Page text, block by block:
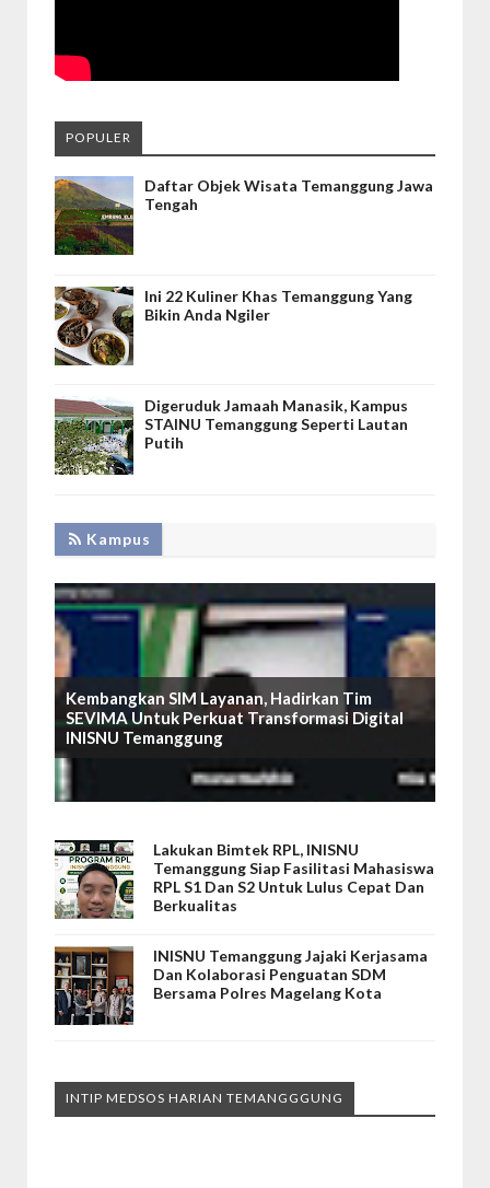
POPULER
Daftar Objek Wisata Temanggung Jawa
Tengah
Ini 22 Kuliner Khas Temanggung Yang
Bikin Anda Ngiler
Digeruduk Jamaah Manasik, Kampus
STAINU Temanggung Seperti Lautan
Putih
Kampus
Kembangkan SIM Layanan, Hadirkan Tim
SEVIMA Untuk Perkuat Transformasi Digital
INISNU Temanggung
Lakukan Bimtek RPL, INISNU
Temanggung Siap Fasilitasi Mahasiswa
RPL S1 Dan S2 Untuk Lulus Cepat Dan
Berkualitas
INISNU Temanggung Jajaki Kerjasama
Dan Kolaborasi Penguatan SDM
Bersama Polres Magelang Kota
INTIP MEDSOS HARIAN TEMANGGGUNG